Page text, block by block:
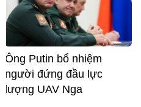
Ông Putin bổ nhiệm
người đứng đầu lực
lượng UAV Nga